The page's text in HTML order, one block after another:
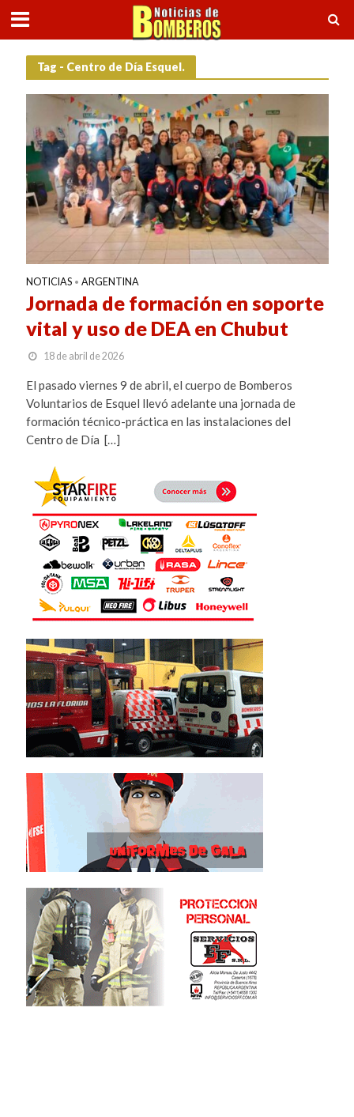
Tag - Centro de Día Esquel.
NOTICIAS • ARGENTINA
Jornada de formación en soporte
vital y uso de DEA en Chubut
18 de abril de 2026
El pasado viernes 9 de abril, el cuerpo de Bomberos
Voluntarios de Esquel llevó adelante una jornada de
formación técnico-práctica en las instalaciones del
Centro de Día […]